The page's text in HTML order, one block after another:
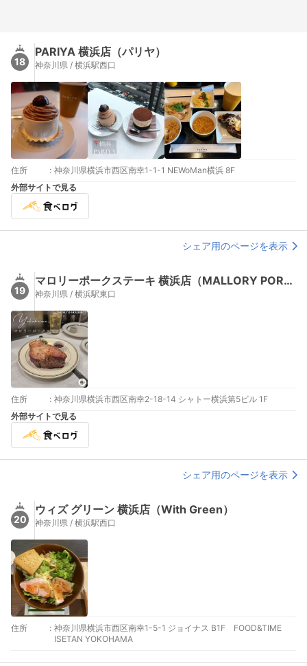
18
PARIYA 横浜店（パリヤ）
神奈川県 / 横浜駅西口
住所 : 神奈川県横浜市西区南幸1-1-1 NEWoMan横浜 8F
外部サイトで見る
シェア用のページを表示
19
マロリーポークステーキ 横浜店（MALLORY PORK STEAK）
神奈川県 / 横浜駅東口
住所 : 神奈川県横浜市西区南幸2-18-14 シャトー横浜第5ビル 1F
外部サイトで見る
シェア用のページを表示
20
ウィズ グリーン 横浜店（With Green）
神奈川県 / 横浜駅西口
住所 : 神奈川県横浜市西区南幸1-5-1 ジョイナス B1F FOOD&TIME
ISETAN YOKOHAMA